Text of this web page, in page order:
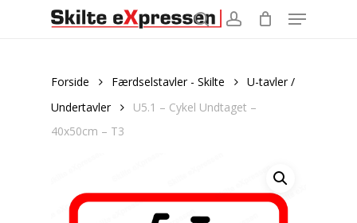
Menu
Forside Færdselstavler - Skilte
U-tavler /
Undertavler
U5.1 – Cykel Undtaget –
40x50cm – T3